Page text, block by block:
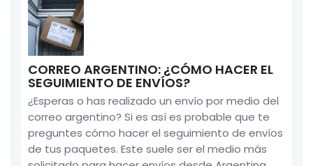
CORREO ARGENTINO: ¿CÓMO HACER EL
SEGUIMIENTO DE ENVÍOS?
¿Esperas o has realizado un envío por medio del
correo argentino? Si es así es probable que te
preguntes cómo hacer el seguimiento de envíos
de tus paquetes. Este suele ser el medio más